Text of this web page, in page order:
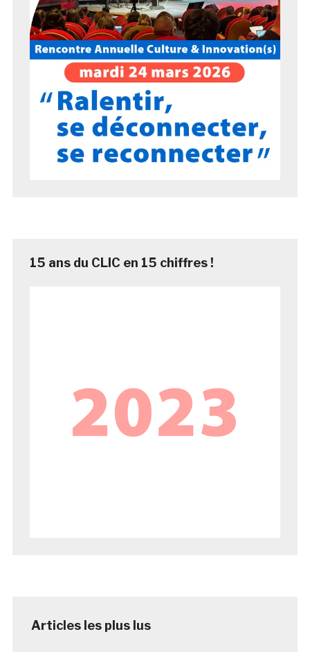
15 ans du CLIC en 15 chiffres !